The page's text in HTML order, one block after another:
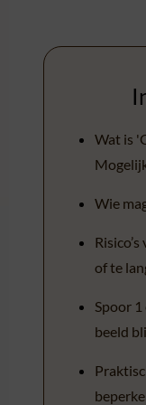
Wat is
Wie
of te
Spoor 1
beeld